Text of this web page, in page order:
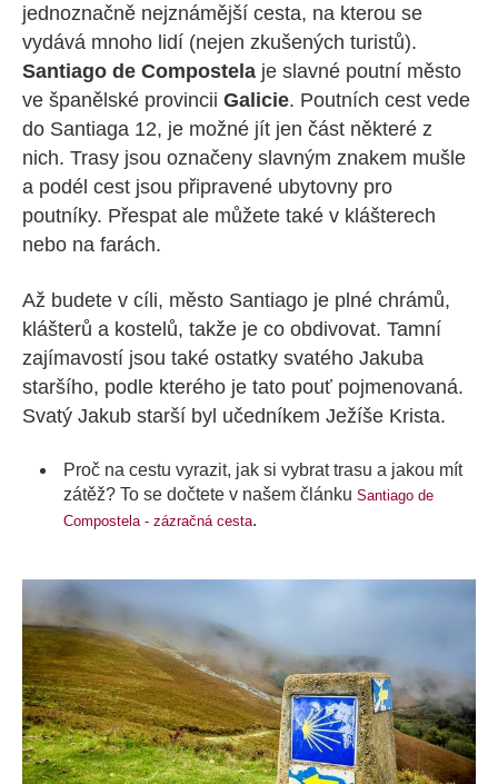
jednoznačně nejznámější cesta, na kterou se
vydává mnoho lidí (nejen zkušených turistů).
Santiago de Compostela je slavné poutní město
ve španělské provincii Galicie. Poutních cest vede
do Santiaga 12, je možné jít jen část některé z
nich. Trasy jsou označeny slavným znakem mušle
a podél cest jsou připravené ubytovny pro
poutníky. Přespat ale můžete také v klášterech
nebo na farách.
Až budete v cíli, město Santiago je plné chrámů,
klášterů a kostelů, takže je co obdivovat. Tamní
zajímavostí jsou také ostatky svatého Jakuba
staršího, podle kterého je tato pouť pojmenovaná.
Svatý Jakub starší byl učedníkem Ježíše Krista.
Proč na cestu vyrazit, jak si vybrat trasu a jakou mít
zátěž? To se dočtete v našem článku Santiago de
Compostela - zázračná cesta.